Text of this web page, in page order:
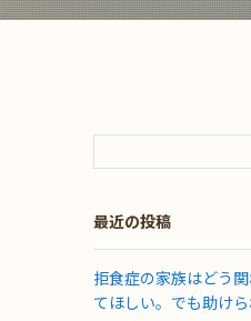
最近の投稿
拒食症の家族はどう
てほしい。でも助け